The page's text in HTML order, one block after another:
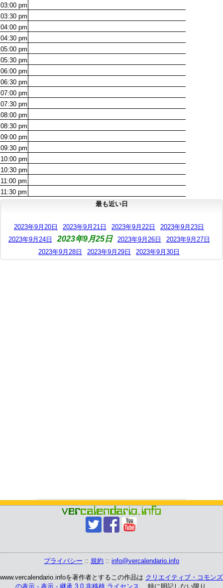
03:00 pm
03:30 pm
04:00 pm
04:30 pm
05:00 pm
05:30 pm
06:00 pm
06:30 pm
07:00 pm
07:30 pm
08:00 pm
08:30 pm
09:00 pm
09:30 pm
10:00 pm
10:30 pm
11:00 pm
11:30 pm
最も近い日
2023年9月20日 2023年9月21日 2023年9月22日
2023年9月23日
2023年9月24日
2023年9月25日 2023年9月26日
2023年9月27日
2023年9月28日
2023年9月29日 2023年9月30日
プライバシー :: 規約 :: info@vercalendario.info
www.vercalendario.infoを著作者とするこの作品は クリエイティブ・コモンズ
の表示 - 表示 - 継承 3.0 非移植 ライセンス 、 特に明記しない限り.